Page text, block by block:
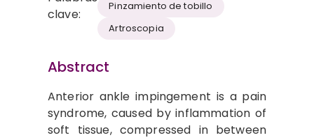
clave:
Pinzamiento de tobillo
Artroscopia
Abstract
Anterior ankle impingement is a pain
syndrome, caused by inflammation of
soft tissue, compressed in between